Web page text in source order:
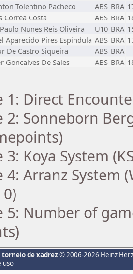
Tolentino Pacheco ABS BRA
Correa Costa ABS BRA
Nunes Reis Oliveira U10 BRA
Aparecido Pires Espindula ABS BRA
De Castro Siqueira ABS BRA
Goncalves De Sales ABS BRA
1: Direct
2: Sonneborn
3: Koya System
4: Arranz System
5: Number of
torneio de xadrez © 2006-2026 Heinz
uso